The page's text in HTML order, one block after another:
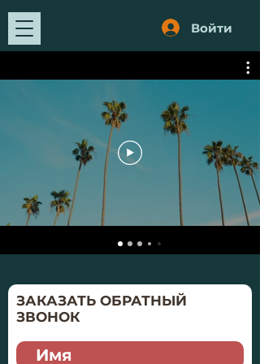
Войти
ЗАКАЗАТЬ ОБРАТНЫЙ
ЗВОНОК